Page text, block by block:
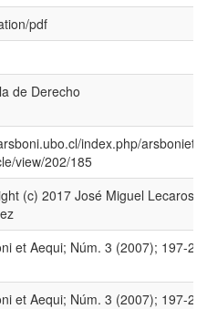
pdf
de Derecho
index.php/
view/202/185
(c) 2017 José Miguel Lecaros
et Aequi; Núm. 3 (2007); 197-
et Aequi; Núm. 3 (2007); 197-